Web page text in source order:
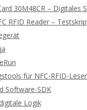
30M48CR – Digitales
RFID Reader –
für NFC-RFID-
Software-SDK
Logik